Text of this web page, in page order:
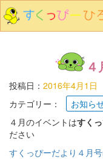
投稿日： 2016年4月1日
カテゴリー：
お知ら
４月のイベントはすく
ださい
すくっぴーだより４月